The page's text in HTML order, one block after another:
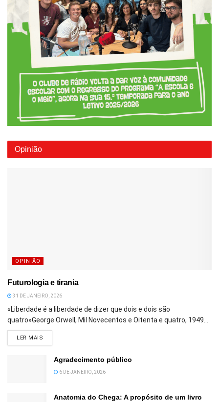
Opinião
OPINIÃO
Futurologia e tirania
31 DE JANEIRO, 2026
«Liberdade é a liberdade de dizer que dois e dois são
quatro»George Orwell, Mil Novecentos e Oitenta e quatro, 1949...
LER MAIS
Agradecimento público
6 DE JANEIRO, 2026
Anatomia do Chega: A propósito de um livro